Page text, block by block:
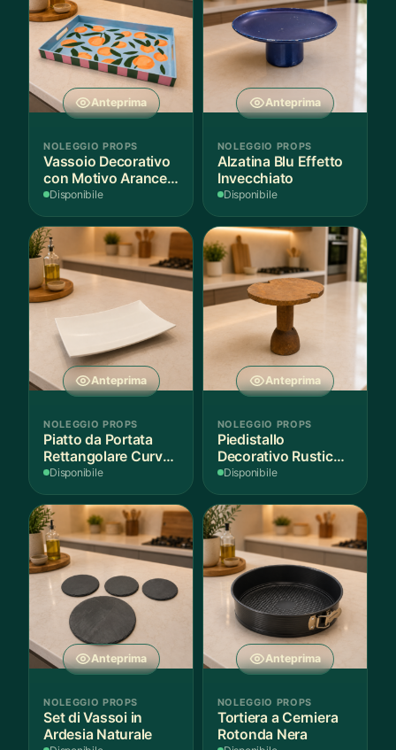
Anteprima
NOLEGGIO PROPS
Vassoio Decorativo
con Motivo Arance e
Foglie
Disponibile
Anteprima
NOLEGGIO PROPS
Alzatina Blu Effetto
Invecchiato
Disponibile
Anteprima
NOLEGGIO PROPS
Piatto da Portata
Rettangolare Curvo
Bianco
Disponibile
Anteprima
NOLEGGIO PROPS
Piedistallo
Decorativo Rustico
in Legno
Disponibile
Anteprima
NOLEGGIO PROPS
Set di Vassoi in
Ardesia Naturale
Anteprima
NOLEGGIO PROPS
Tortiera a Cerniera
Rotonda Nera